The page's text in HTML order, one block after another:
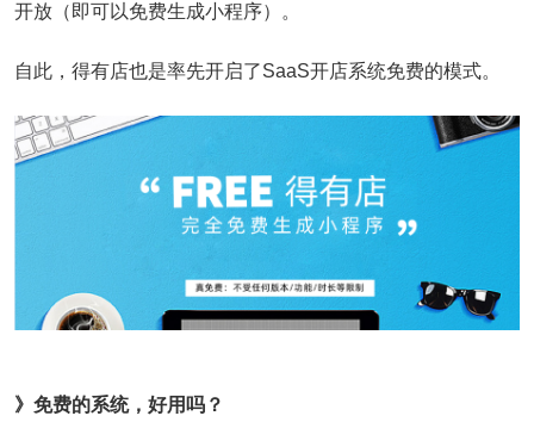
开放（即可以免费生成小程序）。
自此，得有店也是率先开启了SaaS开店系统免费的模式。
》免费的系统，好用吗？